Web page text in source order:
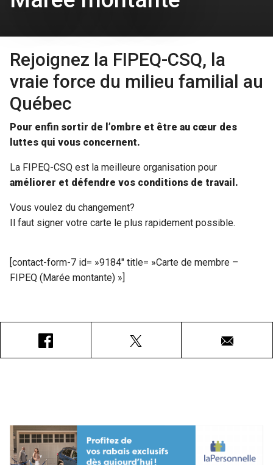
Rejoignez la FIPEQ-CSQ, la
vraie force du milieu familial au
Québec
Pour enfin sortir de l’ombre et être au cœur des
luttes qui vous concernent.
La FIPEQ-CSQ est la meilleure organisation pour
améliorer et défendre vos conditions de travail.
Vous voulez du changement?
Il faut signer votre carte le plus rapidement possible.
[contact-form-7 id= »9184″ title= »Carte de membre –
FIPEQ (Marée montante) »]
Courriel